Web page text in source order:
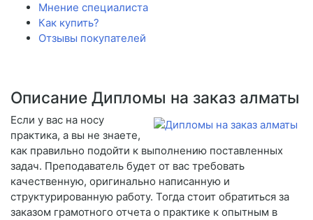
Мнение специалиста
Как купить?
Отзывы покупателей
Описание Дипломы на заказ алматы
Если у вас на носу
практика, а вы не знаете,
как правильно подойти к выполнению поставленных
задач. Преподаватель будет от вас требовать
качественную, оригинально написанную и
структурированную работу. Тогда стоит обратиться за
заказом грамотного отчета о практике к опытным в